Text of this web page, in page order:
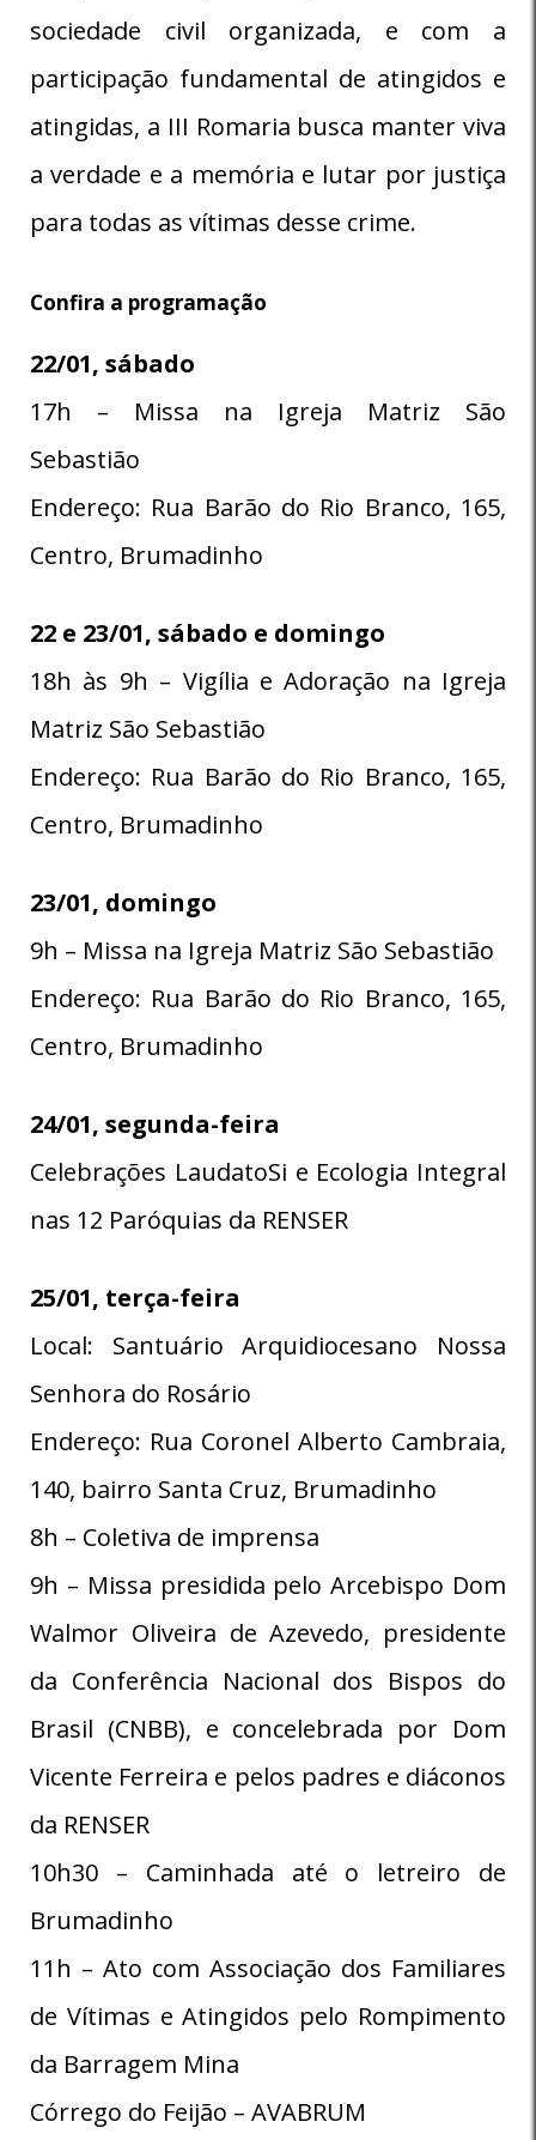
sociedade civil organizada, e com a
participação fundamental de atingidos e
atingidas, a III Romaria busca manter viva
a verdade e a memória e lutar por justiça
para todas as vítimas desse crime.
Confira a programação
22/01, sábado
17h – Missa na Igreja Matriz São
Sebastião
Endereço: Rua Barão do Rio Branco, 165,
Centro, Brumadinho
22 e 23/01, sábado e domingo
18h às 9h – Vigília e Adoração na Igreja
Matriz São Sebastião
Endereço: Rua Barão do Rio Branco, 165,
Centro, Brumadinho
23/01, domingo
9h – Missa na Igreja Matriz São Sebastião
Endereço: Rua Barão do Rio Branco, 165,
Centro, Brumadinho
24/01, segunda-feira
Celebrações LaudatoSi e Ecologia Integral
nas 12 Paróquias da RENSER
25/01, terça-feira
Local: Santuário Arquidiocesano Nossa
Senhora do Rosário
Endereço: Rua Coronel Alberto Cambraia,
140, bairro Santa Cruz, Brumadinho
8h – Coletiva de imprensa
9h – Missa presidida pelo Arcebispo Dom
Walmor Oliveira de Azevedo, presidente
da Conferência Nacional dos Bispos do
Brasil (CNBB), e concelebrada por Dom
Vicente Ferreira e pelos padres e diáconos
da RENSER
10h30 – Caminhada até o letreiro de
Brumadinho
11h – Ato com Associação dos Familiares
de Vítimas e Atingidos pelo Rompimento
da Barragem Mina
Córrego do Feijão – AVABRUM